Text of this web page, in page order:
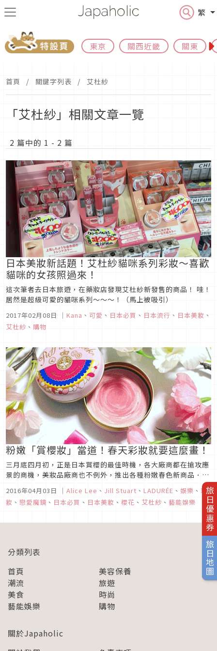
繁
東京 關西近畿 關東
旅日優惠券
旅日地圖
首頁 關鍵字列表 艾杜紗
「艾杜紗」相關文章一覽
2 篇中的 1 - 2 篇
日本美妝新話題！艾杜紗貓咪系列彩妝～喜歡
貓咪的女孩照過來！
這次筆者去日本旅遊，在藥妝店發現艾杜紗新發售的商品！ 哇！
居然是超級可愛的貓咪系列～～～！（馬上被吸引）
2017年02月08日 ｜ Kana 、 可愛 、 日本必買 、 日本流行 、 日本美妝 、
艾杜紗 、 購物
粉嫩「賞櫻妝」當道！春天彩妝就要這麼畫！
三月底四月初，正是日本賞櫻的最佳時機，各大廠商都在搶攻應
景的商機，美妝品廠商也不例外，推出各種粉嫩春色新商品．一
起來看看今年春天一定要擁有的櫻花色彩妝有哪些吧～
2016年04月03日 ｜ Alice Lee 、 Jill Stuart 、 LADURÉE 、 娛樂 、 彩
妝 、 戀愛魔鏡 、 日本必買 、 日本美妝 、 櫻花 、 艾杜紗 、 藝能娛樂
分類列表
首頁
美容保養
潮流
旅遊
美食
時尚
藝能娛樂
購物
關於Japaholic